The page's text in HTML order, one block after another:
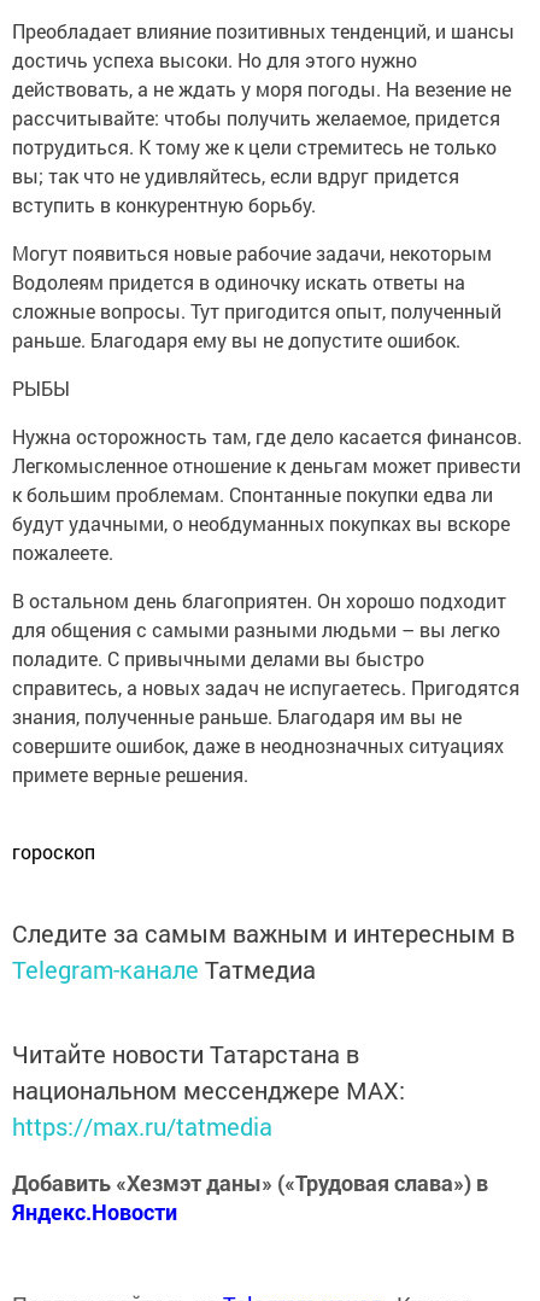
Преобладает влияние позитивных тенденций, и шансы
достичь успеха высоки. Но для этого нужно
действовать, а не ждать у моря погоды. На везение не
рассчитывайте: чтобы получить желаемое, придется
потрудиться. К тому же к цели стремитесь не только
вы; так что не удивляйтесь, если вдруг придется
вступить в конкурентную борьбу.
Могут появиться новые рабочие задачи, некоторым
Водолеям придется в одиночку искать ответы на
сложные вопросы. Тут пригодится опыт, полученный
раньше. Благодаря ему вы не допустите ошибок.
РЫБЫ
Нужна осторожность там, где дело касается финансов.
Легкомысленное отношение к деньгам может привести
к большим проблемам. Спонтанные покупки едва ли
будут удачными, о необдуманных покупках вы вскоре
пожалеете.
В остальном день благоприятен. Он хорошо подходит
для общения с самыми разными людьми – вы легко
поладите. С привычными делами вы быстро
справитесь, а новых задач не испугаетесь. Пригодятся
знания, полученные раньше. Благодаря им вы не
совершите ошибок, даже в неоднозначных ситуациях
примете верные решения.
гороскоп
Следите за самым важным и интересным в
Telegram-канале Татмедиа
Читайте новости Татарстана в
национальном мессенджере MАХ:
https://max.ru/tatmedia
Добавить «Хезмэт даны» («Трудовая слава») в
Яндекс.Новости